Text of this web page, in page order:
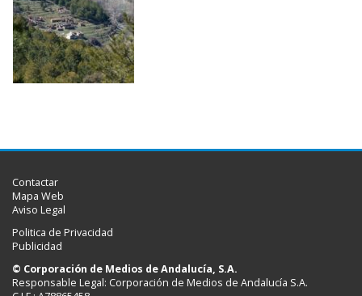
Contactar
Mapa Web
Aviso Legal
Politica de Privacidad
Publicidad
© Corporación de Medios de Andalucía, S.A.
Responsable Legal: Corporación de Medios de Andalucía S.A.